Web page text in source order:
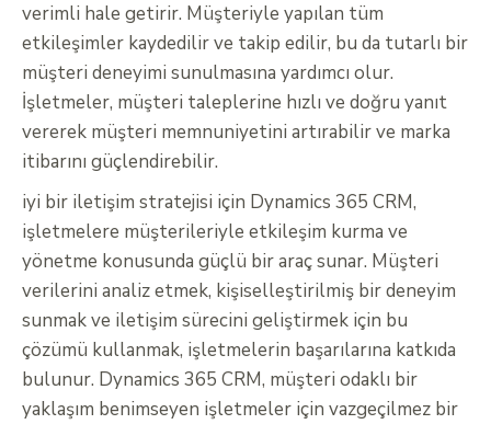
verimli hale getirir. Müşteriyle yapılan tüm
etkileşimler kaydedilir ve takip edilir, bu da tutarlı bir
müşteri deneyimi sunulmasına yardımcı olur.
İşletmeler, müşteri taleplerine hızlı ve doğru yanıt
vererek müşteri memnuniyetini artırabilir ve marka
itibarını güçlendirebilir.
iyi bir iletişim stratejisi için Dynamics 365 CRM,
işletmelere müşterileriyle etkileşim kurma ve
yönetme konusunda güçlü bir araç sunar. Müşteri
verilerini analiz etmek, kişiselleştirilmiş bir deneyim
sunmak ve iletişim sürecini geliştirmek için bu
çözümü kullanmak, işletmelerin başarılarına katkıda
bulunur. Dynamics 365 CRM, müşteri odaklı bir
yaklaşım benimseyen işletmeler için vazgeçilmez bir